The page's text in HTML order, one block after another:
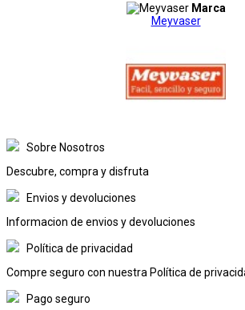
Marca
Meyvaser
Sobre Nosotros
Descubre, compra y disfruta
Envios y devoluciones
Informacion de envios y devoluciones
Política de privacidad
Compre seguro con nuestra Política de
Pago seguro